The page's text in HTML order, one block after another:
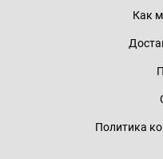
Как
Политика